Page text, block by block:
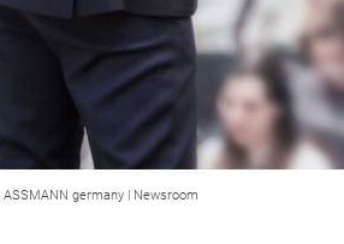
ASSMANN germany | Newsroom